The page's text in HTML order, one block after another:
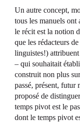
Un autre concept,
tous les manuels ont
le récit est la notion
que les rédacteurs
linguistes!)
– qui souhaitait
construit non plus
passé, présent, futur
proposé de
temps pivot est le
dont le temps pivot